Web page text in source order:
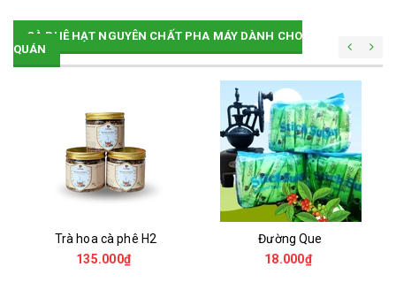
CÀ PHÊ HẠT NGUYÊN CHẤT PHA MÁY DÀNH CHO
QUÁN
Trà hoa cà phê H2
135.000₫
Đường Que
18.000₫